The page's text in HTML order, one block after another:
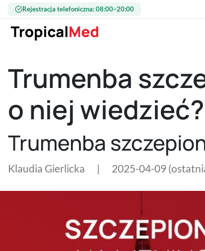
Przejdź do treści
Rejestracja telefoniczna: 08:00–20:00
Trumenba
o niej wiedzieć?
Trumenba
Klaudia Gierlicka | 2025-04-09